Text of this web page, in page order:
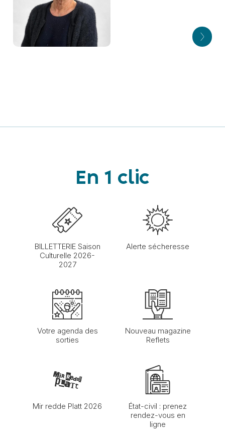
Christiane HECKEL
Huitième adjointe
En 1 clic
BILLETTERIE Saison
Culturelle 2026-
2027
Alerte sécheresse
Votre agenda des
sorties
Nouveau magazine
Reflets
Mir redde Platt 2026
État-civil : prenez
rendez-vous en
ligne